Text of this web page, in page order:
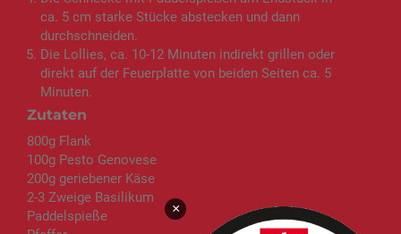
Zutaten
800g Flank
100g Pesto Genovese
200g geriebener Käse
2-3 Zweige Basilikum
Paddelspieße
ca. 5 cm starke Stücke abstecken und dann
durchschneiden.
Die Lollies, ca. 10-12 Minuten indirekt grillen oder
direkt auf der Feuerplatte von beiden Seiten ca. 5
Minuten.
×